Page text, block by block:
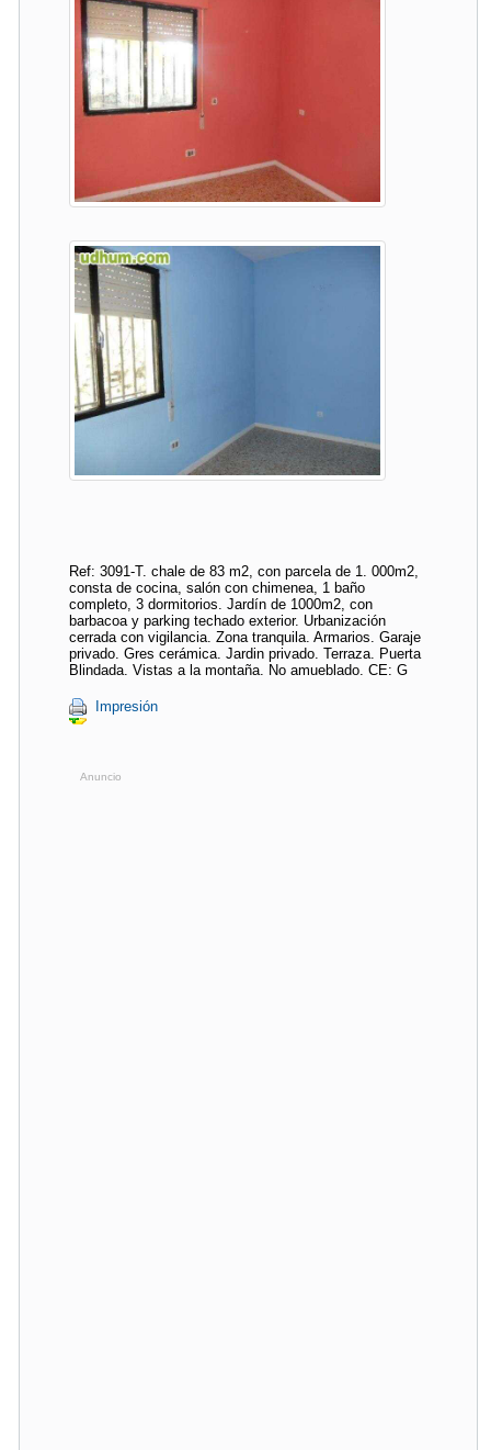
Ref: 3091-T. chale de 83 m2, con parcela de 1. 000m2,
consta de cocina, salón con chimenea, 1 baño
completo, 3 dormitorios. Jardín de 1000m2, con
barbacoa y parking techado exterior. Urbanización
cerrada con vigilancia. Zona tranquila. Armarios. Garaje
privado. Gres cerámica. Jardin privado. Terraza. Puerta
Blindada. Vistas a la montaña. No amueblado. CE: G
Impresión
Anuncio